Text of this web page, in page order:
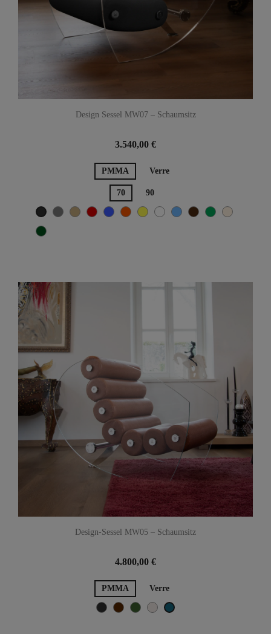
Design Sessel MW07 – Schaumsitz
3.540,00 €
PMMA Verre
70 90
Gris anthracite
GrauBeigeRot BlauOrangeGelbWeißTÜRKISCH-BLAU
BraunGrünHellbeige
khaki
Design-Sessel MW05 – Schaumsitz
4.800,00 €
PMMA Verre
Noir Métallique
BraunGrünPerleBleu Océan